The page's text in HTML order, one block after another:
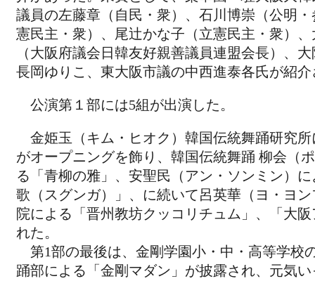
議員の左藤章（自民・衆）、石川博崇（公明
憲民主・衆）、尾辻かな子（立憲民主・衆）
（大阪府議会日韓友好親善議員連盟会長）、
長岡ゆりこ、東大阪市議の中西進泰各氏が紹
公演第１部には5組が出演した。
金姫玉（キム・ヒオク）韓国伝統舞踊研究
がオープニングを飾り、韓国伝統舞踊 柳会（
る「青柳の雅」、安聖民（アン・ソンミン）
歌（スグンガ）」、に続いて呂英華（ヨ・ヨ
院による「晋州教坊クッコリチュム」、「大
れた。
第1部の最後は、金剛学園小・中・高等学校
踊部による「金剛マダン」が披露され、元気